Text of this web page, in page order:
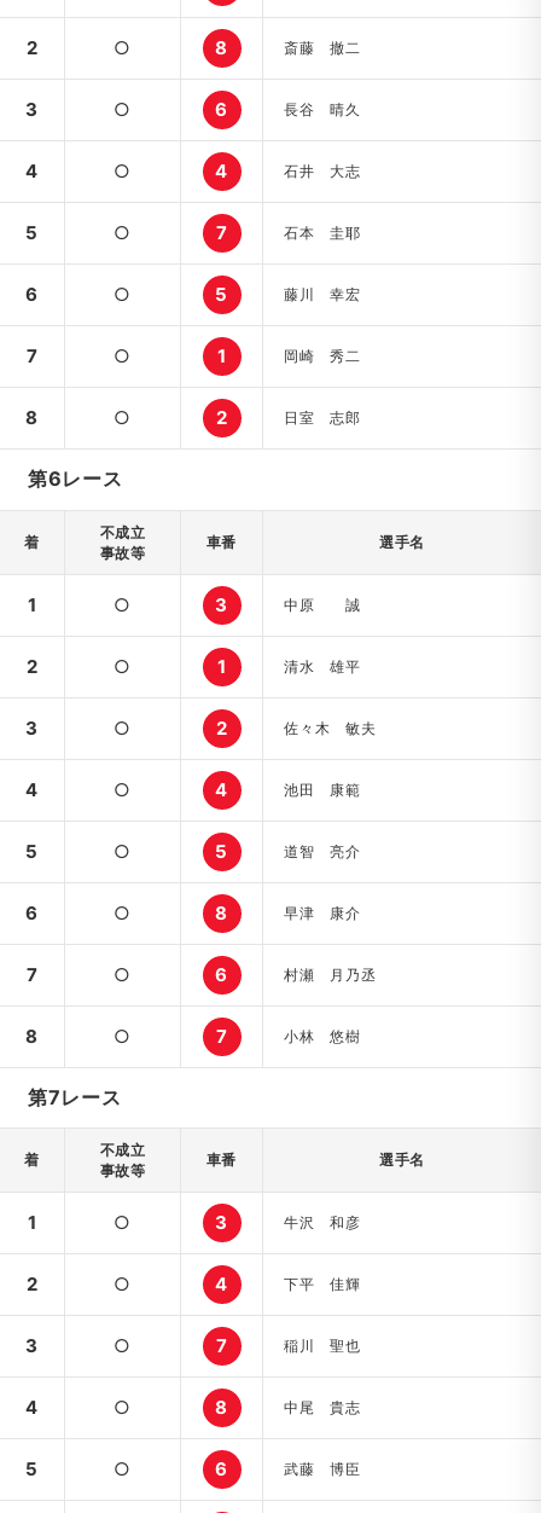
2 ○ 8 斎藤 撤二
3 ○ 6 長谷 晴久
4 ○ 4 石井 大志
5 ○ 7 石本 圭耶
6 ○ 5 藤川 幸宏
7 ○ 1 岡崎 秀二
8 ○ 2 日室 志郎
第6レース
着
不成立
事故等
車番 選手名
1 ○ 3 中原 誠
2 ○ 1 清水 雄平
3 ○ 2 佐々木 敏夫
4 ○ 4 池田 康範
5 ○ 5 道智 亮介
6 ○ 8 早津 康介
7 ○ 6 村瀬 月乃丞
8 ○ 7 小林 悠樹
第7レース
着
不成立
事故等
車番 選手名
1 ○ 3 牛沢 和彦
2 ○ 4 下平 佳輝
3 ○ 7 稲川 聖也
4 ○ 8 中尾 貴志
5 ○ 6 武藤 博臣